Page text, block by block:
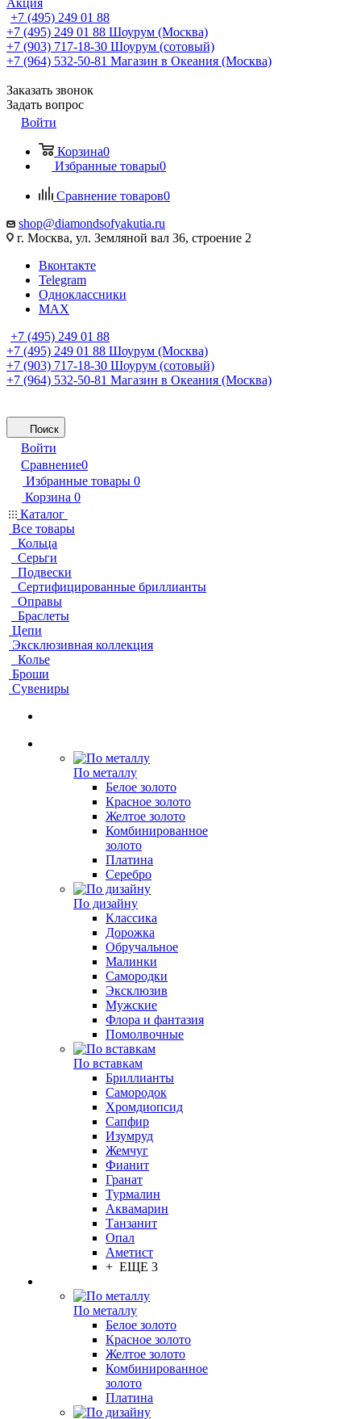
Акция
+7 (495) 249 01 88
+7 (495) 249 01 88 Шоурум (Москва)
+7 (903) 717-18-30 Шоурум (сотовый)
+7 (964) 532-50-81 Магазин в Океания (Москва)
Заказать звонок
Задать вопрос
Войти
Корзина0
Избранные товары0
Сравнение товаров0
shop@diamondsofyakutia.ru
г. Москва, ул. Земляной вал 36, строение 2
Вконтакте
Telegram
Одноклассники
MAX
+7 (495) 249 01 88
+7 (495) 249 01 88 Шоурум (Москва)
+7 (903) 717-18-30 Шоурум (сотовый)
+7 (964) 532-50-81 Магазин в Океания (Москва)
Поиск
Войти
Сравнение0
Избранные товары 0
Корзина 0
Каталог
Все товары
Кольца
Серьги
Подвески
Сертифицированные бриллианты
Оправы
Браслеты
Цепи
Эксклюзивная коллекция
Колье
Броши
Сувениры
По металлу
Белое золото
Красное золото
Желтое золото
Комбинированное
золото
Платина
Серебро
По дизайну
Классика
Дорожка
Обручальное
Малинки
Самородки
Эксклюзив
Мужские
Флора и фантазия
Помолвочные
По вставкам
Бриллианты
Самородок
Хромдиопсид
Сапфир
Изумруд
Жемчуг
Фианит
Гранат
Турмалин
Аквамарин
Танзанит
Опал
Аметист
+ ЕЩЕ 3
По металлу
Белое золото
Красное золото
Желтое золото
Комбинированное
золото
Платина